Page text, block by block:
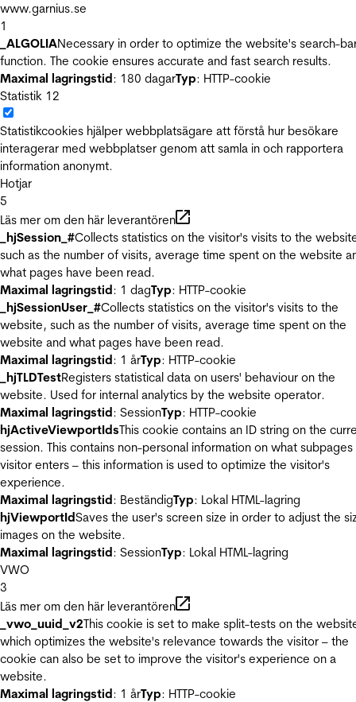
www.garnius.se
1
_ALGOLIANecessary in order to optimize the website's search-
function. The cookie ensures accurate and fast search results.
Maximal lagringstid: 180 dagarTyp: HTTP-cookie
Statistik 12
Statistikcookies hjälper webbplatsägare att förstå hur besökare
interagerar med webbplatser genom att samla in och rapportera
information anonymt.
Hotjar
5
Läs mer om den här leverantören
_hjSession_#Collects statistics on the visitor's visits to the
such as the number of visits, average time spent on the website
what pages have been read.
Maximal lagringstid: 1 dagTyp: HTTP-cookie
_hjSessionUser_#Collects statistics on the visitor's visits to the
website, such as the number of visits, average time spent on the
website and what pages have been read.
Maximal lagringstid: 1 årTyp: HTTP-cookie
_hjTLDTestRegisters statistical data on users' behaviour on the
website. Used for internal analytics by the website operator.
Maximal lagringstid: SessionTyp: HTTP-cookie
hjActiveViewportIdsThis cookie contains an ID string on the
session. This contains non-personal information on what
visitor enters – this information is used to optimize the visitor's
experience.
Maximal lagringstid: BeständigTyp: Lokal HTML-lagring
hjViewportIdSaves the user's screen size in order to adjust the
images on the website.
Maximal lagringstid: SessionTyp: Lokal HTML-lagring
VWO
3
Läs mer om den här leverantören
_vwo_uuid_v2This cookie is set to make split-tests on the
which optimizes the website's relevance towards the visitor – the
cookie can also be set to improve the visitor's experience on a
website.
Maximal lagringstid: 1 årTyp: HTTP-cookie